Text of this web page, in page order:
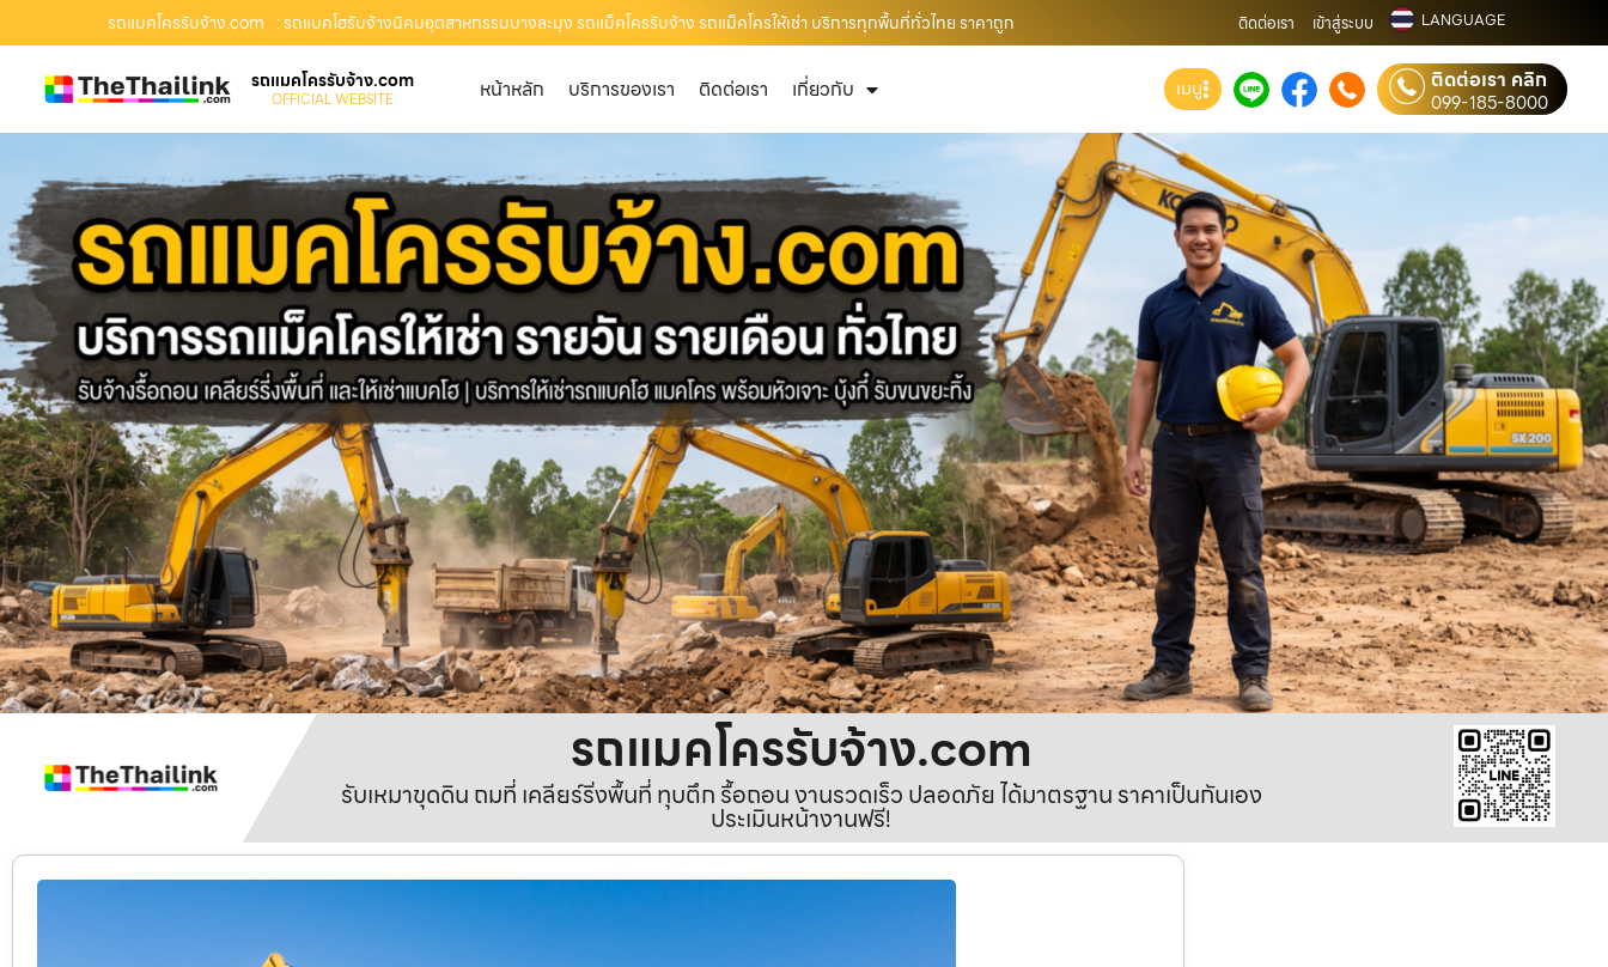
รถแมคโครรับจ้าง.com : รถแบคโฮรับจ้างนิคมอุตสาหกรรมบางละมุง รถแม็คโครรับจ้าง รถแม็คโครให้เช่า บริการทุกพื้นที่ทั่วไทย ราคาถูก ติดต่อเรา เข้าสู่ระบบ LANGUAGE
รถแมคโครรับจ้าง.com
OFFICIAL WEBSITE หน้าหลัก บริการของเรา ติดต่อเรา เกี่ยวกับ เมนู ติดต่อเรา คลิก
099-185-8000
รถแมคโครรับจ้าง.com
รับเหมาขุดดิน ถมที่ เคลียร์ริ่งพื้นที่ ทุบตึก รื้อถอน งานรวดเร็ว ปลอดภัย ได้มาตรฐาน ราคาเป็นกันเอง
ประเมินหน้างานฟรี!